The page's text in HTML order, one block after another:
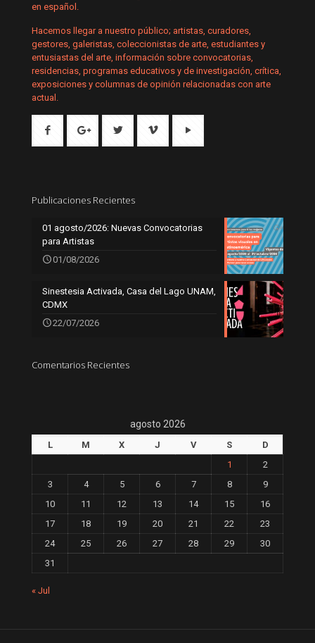
en español.
Hacemos llegar a nuestro público; artistas, curadores,
gestores, galeristas, coleccionistas de arte, estudiantes y
entusiastas del arte, información sobre convocatorias,
residencias, programas educativos y de investigación, crítica,
exposiciones y columnas de opinión relacionadas con arte
actual.
Publicaciones Recientes
01 agosto/2026: Nuevas Convocatorias
para Artistas
01/08/2026
Sinestesia Activada, Casa del Lago UNAM,
CDMX
22/07/2026
Comentarios Recientes
agosto 2026
L M X J V S
D
1
2
3
4 5 6 7 8
9
10
11 12 13 14 15
16
17
18 19 20 21 22
23
24
25 26 27 28 29
30
31
« Jul